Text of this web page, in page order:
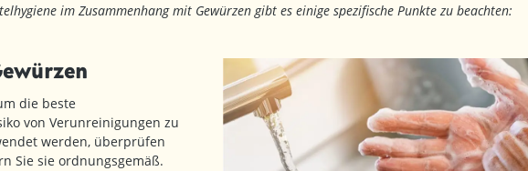
im Zusammenhang mit Gewürzen gibt es einige spezifische Punkte zu beachten:
die beste
von Verunreinigungen zu
werden, überprüfen
Sie sie ordnungsgemäß.